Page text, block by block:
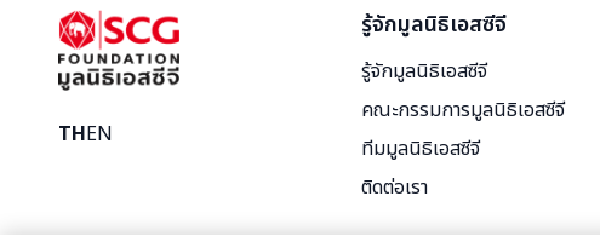
THEN
รู้จักมูลนิธิเอสซีจี
รู้จักมูลนิธิเอสซีจี
คณะกรรมการมูลนิธิเอสซีจี
ทีมมูลนิธิเอสซีจี
ติดต่อเรา